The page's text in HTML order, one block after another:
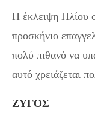
Η έκλειψη Ηλίου
προσκήνιο
πολύ πιθανό να
αυτό χρειάζεται
ΖΥΓΟΣ